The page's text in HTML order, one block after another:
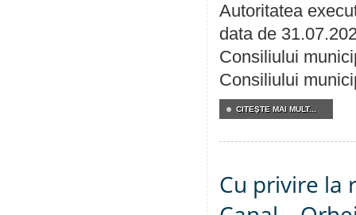
Autoritatea
data de
Consiliului
Consiliului
CITEŞTE MAI MULT...
Cu privire la